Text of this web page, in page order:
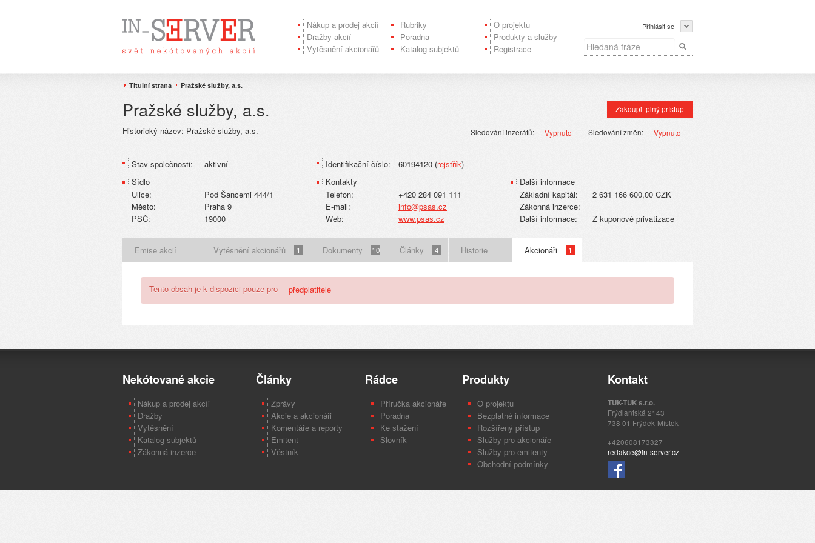
Nákup a prodej akcií
Dražby akcií
Vytěsnění akcionářů
Rubriky
Poradna
Katalog subjektů
O projektu
Produkty a služby
Registrace
Přihlásit se
Titulní strana Pražské služby, a.s.
Pražské služby, a.s. Zakoupit plný přístup
Historický název: Pražské služby, a.s. Sledování inzerátů: Vypnuto Sledování změn: Vypnuto
Stav společnosti:
aktivní
Sídlo
Ulice:
Pod Šancemi 444/1
Město:
Praha 9
PSČ:
19000
Identifikační číslo: 60194120 (rejstřík)
Kontakty
Telefon:
+420 284 091 111
E-mail:
info@psas.cz
Web:
www.psas.cz
Další informace
Základní kapitál:
2 631 166 600,00 CZK
Zákonná inzerce:
Další informace:
Z kuponové privatizace
Emise akcií Vytěsnění akcionářů 1 Dokumenty 10 Články 4 Historie Akcionáři 1
Tento obsah je k dispozici pouze pro předplatitele
Nekótované akcie
Nákup a prodej akcíi
Dražby
Vytěsnění
Katalog subjektů
Zákonná inzerce
Články
Zprávy
Akcie a akcionáři
Komentáře a reporty
Emitent
Věstník
Rádce
Příručka akcionáře
Poradna
Ke stažení
Slovník
Produkty
O projektu
Bezplatné informace
Rozšířený přístup
Služby pro akcionáře
Služby pro emitenty
Obchodní podmínky
Kontakt
TUK-TUK s.r.o.
Frýdlantská 2143
738 01 Frýdek-Místek
+420608173327
redakce@in-server.cz